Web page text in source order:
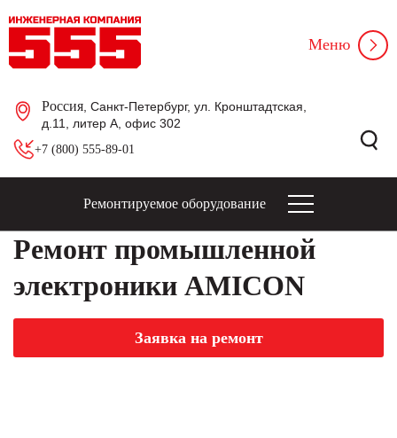
Россия , Санкт-Петербург, ул. Кронштадтская,
д.11, литер А, офис 302
+7 (800) 555-89-01
Меню
Ремонтируемое оборудование
Ремонт промышленной
электроники AMICON
Заявка на ремонт